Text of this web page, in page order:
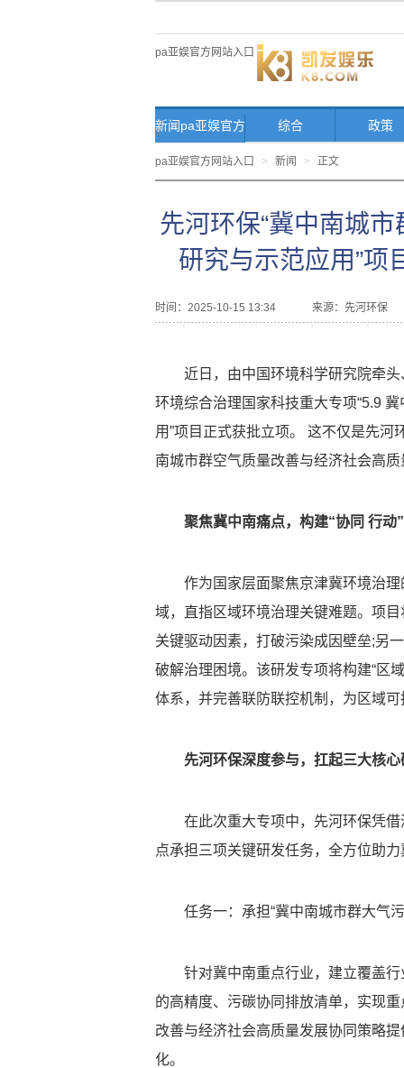
pa亚娱官方网站入口
新闻pa亚娱官方
网站入口首页
综合 政策
pa亚娱官方网站入口 > 新闻 > 正文
先河环保“冀中南城
研究与示范应用”项
时间：2025-10-15 13:34 来源： 先河环保
近日，由中国环境科学研究院牵
环境综合治理国家科技重大专项“5.9
用”项目正式获批立项。 这不仅是先
南城市群空气质量改善与经济社会高
聚焦冀中南痛点，构建“协同 行动
作为国家层面聚焦京津冀环境治
域，直指区域环境治理关键难题。项
关键驱动因素，打破污染成因壁垒;另
破解治理困境。该研发专项将构建“区
体系，并完善联防联控机制，为区域
先河环保深度参与，扛起三大核
在此次重大专项中，先河环保凭
点承担三项关键研发任务，全方位助
任务一：承担“冀中南城市群大气
针对冀中南重点行业，建立覆盖
的高精度、污碳协同排放清单，实现
改善与经济社会高质量发展协同策略
化。